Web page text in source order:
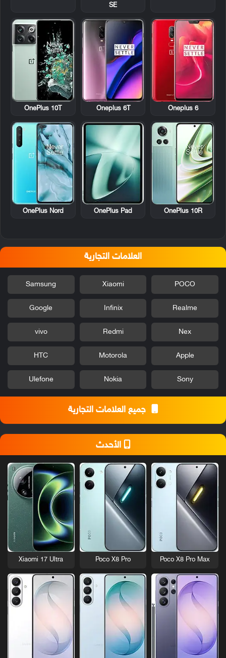
SE
Oneplus 6
Oneplus 6T
OnePlus 10T
OnePlus 10R
OnePlus Pad
OnePlus Nord
العلامات التجارية
POCO
Xiaomi
Samsung
Realme
Infinix
Google
Nex
Redmi
vivo
Apple
Motorola
HTC
Sony
Nokia
Ulefone
جميع العلامات التجارية
الأحدث
Poco X8 Pro Max
Poco X8 Pro
Xiaomi 17 Ultra